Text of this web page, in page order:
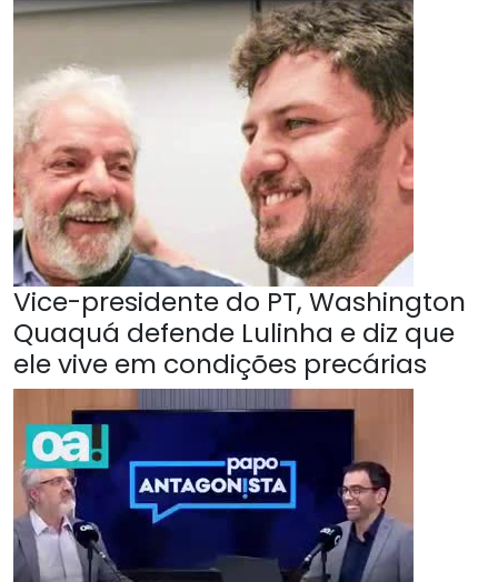
Vice-presidente do PT, Washington
Quaquá defende Lulinha e diz que
ele vive em condições precárias